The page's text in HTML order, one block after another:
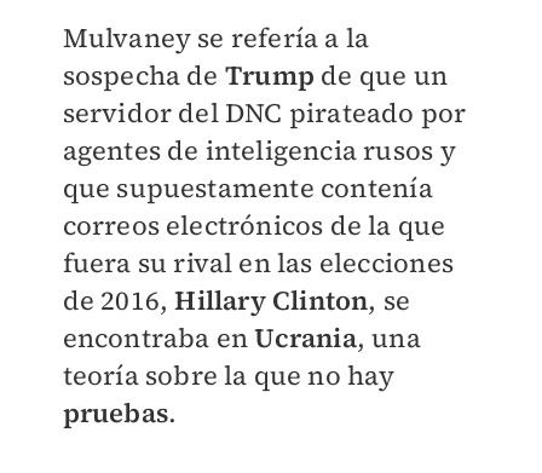
Mulvaney se refería a la
sospecha de Trump de que un
servidor del DNC pirateado por
agentes de inteligencia rusos y
que supuestamente contenía
correos electrónicos de la que
fuera su rival en las elecciones
de 2016,Hillary Clinton, se
encontraba enUcrania, una
teoría sobre la que no hay
pruebas.